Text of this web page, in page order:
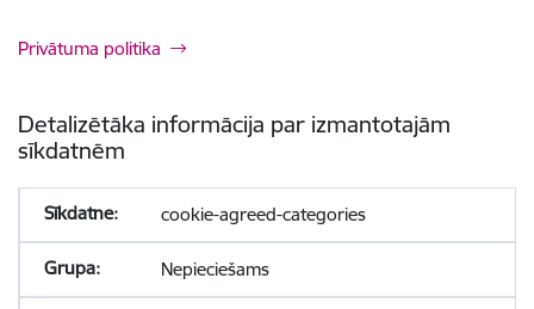
Privātuma politika
Detalizētāka informācija par izmantotajām
sīkdatnēm
cookie-agreed-categories
Nepieciešams